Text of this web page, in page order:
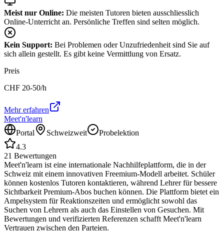
Meist nur Online: Die meisten Tutoren bieten ausschliesslich
Online-Unterricht an. Persönliche Treffen sind selten möglich.
Kein Support: Bei Problemen oder Unzufriedenheit sind Sie auf
sich allein gestellt. Es gibt keine Vermittlung von Ersatz.
Preis
CHF 20-50/h
Mehr erfahren
Meet'n'learn
Portal
Schweizweit
Probelektion
4.3
21 Bewertungen
Meet'n'learn ist eine internationale Nachhilfeplattform, die in der
Schweiz mit einem innovativen Freemium-Modell arbeitet. Schüler
können kostenlos Tutoren kontaktieren, während Lehrer für bessere
Sichtbarkeit Premium-Abos buchen können. Die Plattform bietet ein
Ampelsystem für Reaktionszeiten und ermöglicht sowohl das
Suchen von Lehrern als auch das Einstellen von Gesuchen. Mit
Bewertungen und verifizierten Referenzen schafft Meet'n'learn
Vertrauen zwischen den Parteien.